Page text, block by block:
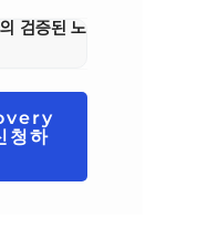
검증된 노
하